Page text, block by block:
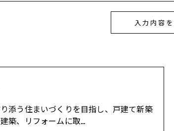
添う住まいづくりを目指し、戸建て新築
築、リフォームに取…